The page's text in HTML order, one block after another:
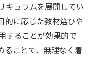
キュラムを展開してい
的に応じた教材選びや
することが効果的で
ることで、無理なく着